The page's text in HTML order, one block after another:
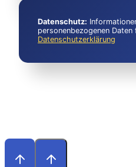
Datenschutz:
personenbezogenen Daten
Datenschutzerklärung